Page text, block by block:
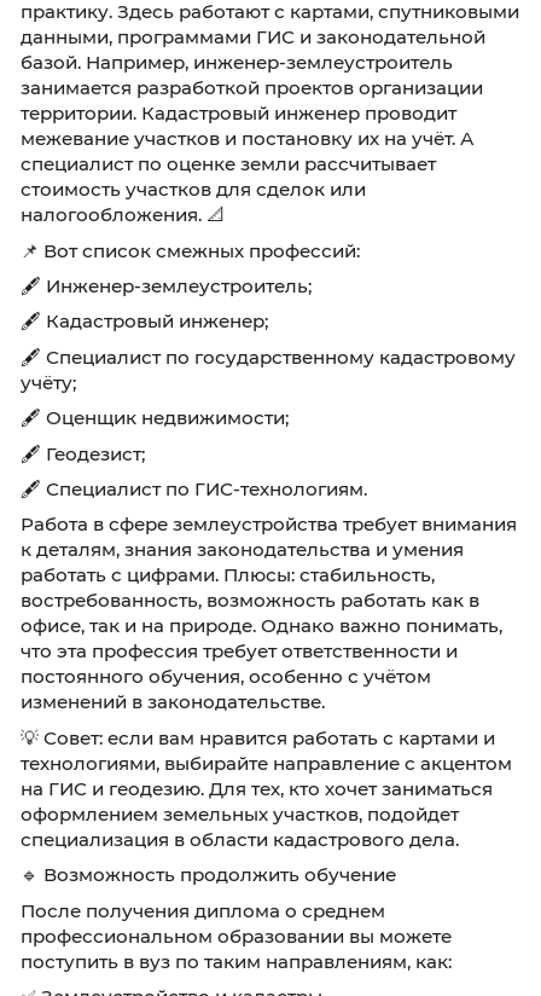
географию, геодезию и хотите влиять на
городов и сельских районов, эта
стать вашим призванием!
Землеустройство сочетает в себе аналитику
практику. Здесь работают с картами,
данными, программами ГИС и
базой. Например, инженер-землеустроитель
занимается разработкой проектов
территории. Кадастровый инженер
межевание участков и постановку их на
специалист по оценке земли рассчитывает
стоимость участков для сделок или
налогообложения. 📐
📌 Вот список смежных профессий:
🖋 Инженер-землеустроитель;
🖋 Кадастровый инженер;
🖋 Специалист по государственному
учёту;
🖋 Оценщик недвижимости;
🖋 Геодезист;
🖋 Специалист по ГИС-технологиям.
Работа в сфере землеустройства требует
к деталям, знания законодательства и
работать с цифрами. Плюсы: стабильность,
востребованность, возможность работать
офисе, так и на природе. Однако важно
что эта профессия требует ответственности
постоянного обучения, особенно с учётом
изменений в законодательстве.